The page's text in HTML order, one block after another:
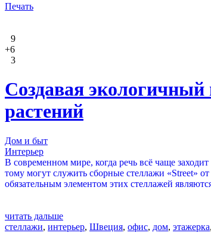
Печать
9
+6
3
Создавая
растений
Дом и быт
Интерьер
В современном мире, когда речь всё чаще
тому могут служить сборные стеллажи «Street»
обязательным элементом этих стеллажей
читать дальше
стеллажи, интерьер, Швеция, офис, дом, этажерка,